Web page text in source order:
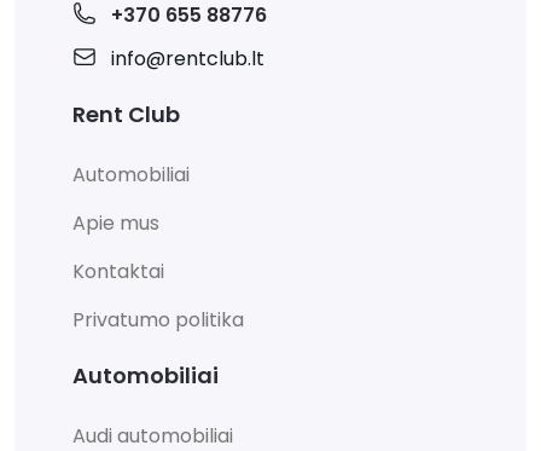
+370 655 88776
info@rentclub.lt
Rent Club
Automobiliai
Apie mus
Kontaktai
Privatumo politika
Automobiliai
Audi automobiliai